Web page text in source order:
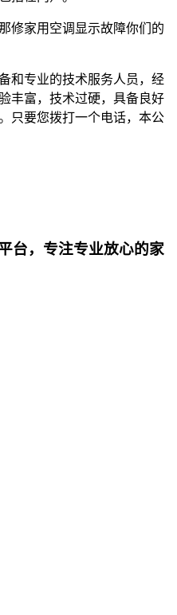
修家用空调显示故障你们的
和专业的技术服务人员，经
丰富，技术过硬，具备良好
只要您拨打一个电话，本公
台，专注专业放心的家